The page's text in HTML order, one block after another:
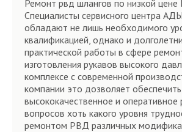
Ремонт рвд шлангов по низкой цене
Специалисты сервисного центра
обладают не лишь необходимого
квалификацией, однако и
практической работы в сфере
изготовления рукавов высокого
комплексе с современной
компании это дозволяет обеспечить
высококачественное и оперативное
вопросов хоть какого уровня
ремонтом РВД различных